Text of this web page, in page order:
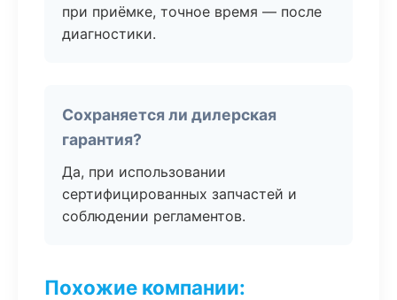
при приёмке, точное время — после
диагностики.
Сохраняется ли дилерская
гарантия?
Да, при использовании
сертифицированных запчастей и
соблюдении регламентов.
Похожие компании: